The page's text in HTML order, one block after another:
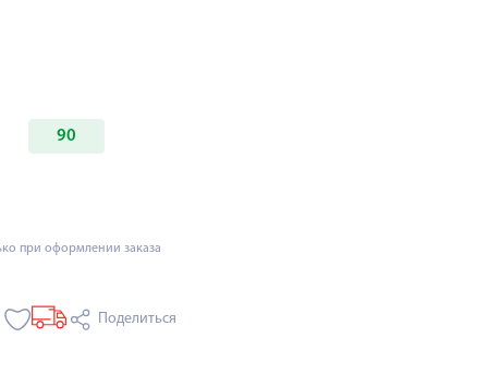
90
при оформлении заказа
Поделиться